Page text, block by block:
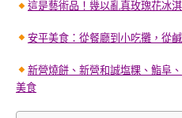
這是藝術品！幾以亂真玫瑰花冰
安平美食：從餐廳到小吃攤，從
新營燒餅、新營和誠塩粿、鮨阜
美食